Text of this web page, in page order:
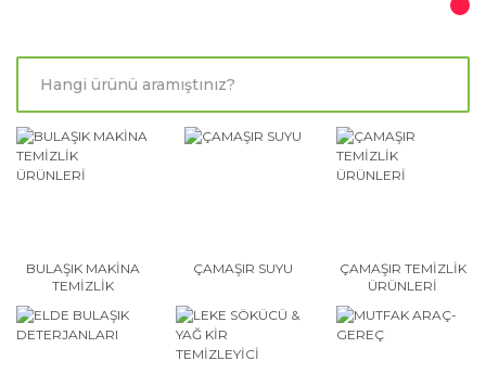
BULAŞIK MAKİNA
TEMİZLİK
ÇAMAŞIR SUYU
ÇAMAŞIR TEMİZLİK
ÜRÜNLERİ